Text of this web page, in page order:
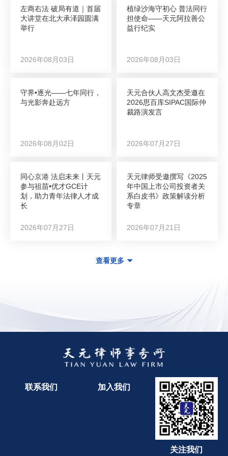
左商右法 破局有道｜首届
大讲堂在北大承泽园圆满
举行
2026年08月03日
植绿沙海守初心 普法同行
担使命——天元阿拉善公
益行纪实
2026年08月03日
守界•逐光——七年同行，
与光影奔赴远方
2026年08月02日
天元合伙人高文杰受邀在
2026思百库SIPAC国际仲
裁路演发言
2026年07月27日
同心京港 法启未来丨天元
参与祖苗•优才GCE计
划，助力青年法律人才成
长
2026年07月27日
天元律师受邀撰写《2025
年中国上市公司投资者关
系白皮书》政策解读分析
专章
2026年07月21日
查看更多
联系我们 加入我们
关注我们